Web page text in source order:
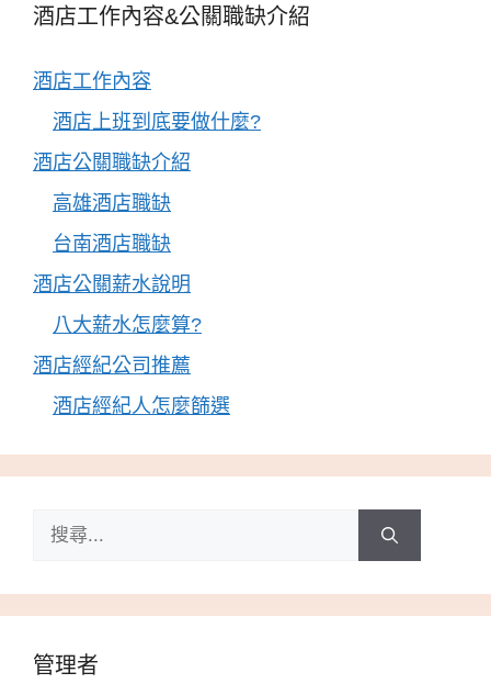
酒店工作內容&公關職缺介紹
酒店工作內容
酒店上班到底要做什麼?
酒店公關職缺介紹
高雄酒店職缺
台南酒店職缺
酒店公關薪水說明
八大薪水怎麼算?
酒店經紀公司推薦
酒店經紀人怎麼篩選
管理者